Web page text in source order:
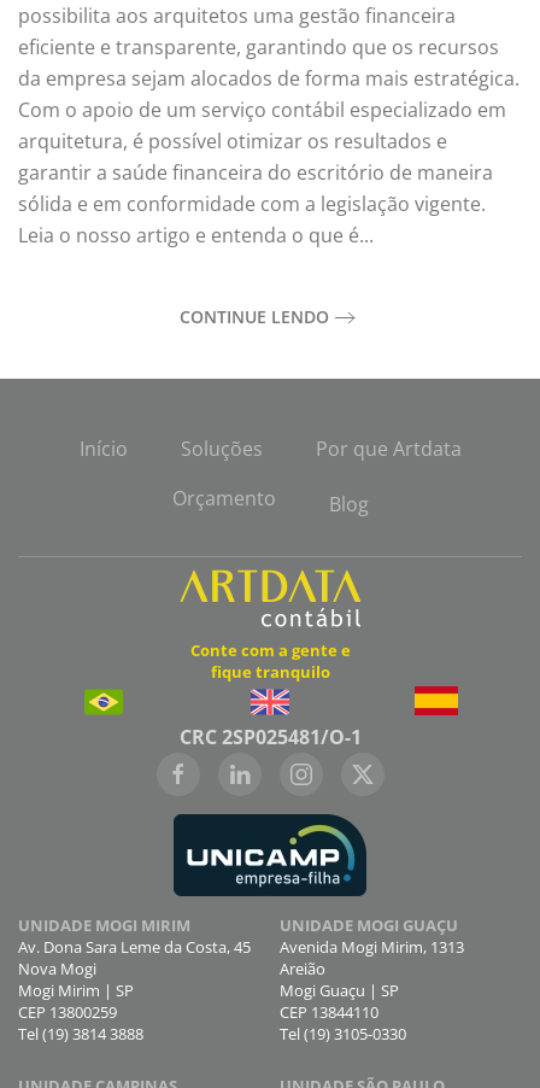
possibilita aos arquitetos uma gestão financeira
eficiente e transparente, garantindo que os recursos
da empresa sejam alocados de forma mais estratégica.
Com o apoio de um serviço contábil especializado em
arquitetura, é possível otimizar os resultados e
garantir a saúde financeira do escritório de maneira
sólida e em conformidade com a legislação vigente.
Leia o nosso artigo e entenda o que é...
CONTINUE LENDO
Início Soluções
Por que Artdata
Orçamento
Blog
Conte com a gente e
fique tranquilo
CRC 2SP025481/O-1
UNIDADE MOGI MIRIM
Av. Dona Sara Leme da Costa, 45
Nova Mogi
Mogi Mirim | SP
CEP 13800259
Tel (19) 3814 3888
UNIDADE MOGI GUAÇU
Avenida Mogi Mirim, 1313
Areião
Mogi Guaçu | SP
CEP 13844110
Tel (19) 3105-0330